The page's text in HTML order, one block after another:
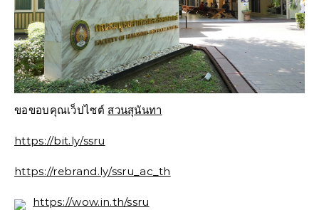
ขอขอบคุณเว็ปไซต์ สวนสุนันทา
https://bit.ly/ssru
https://rebrand.ly/ssru_ac_th
https://wow.in.th/ssru